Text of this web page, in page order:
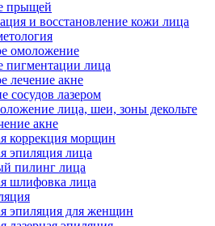
прыщей
и восстановление кожи лица
омоложение
пигментации лица
лечение акне
сосудов лазером
лица, шеи, зоны декольте
акне
коррекция морщин
эпиляция лица
пилинг лица
шлифовка лица
эпиляция для женщин